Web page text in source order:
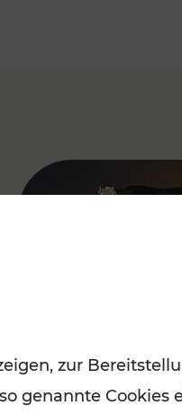
Stressfrei zu
zur
genannte Cookies